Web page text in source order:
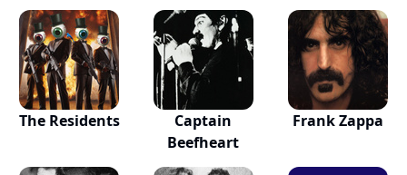
The Residents
Captain
Beefheart
Frank Zappa